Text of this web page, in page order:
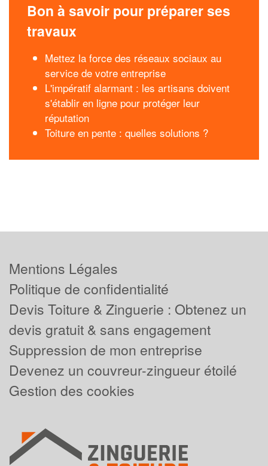
Bon à savoir pour préparer ses
travaux
Mettez la force des réseaux sociaux au
service de votre entreprise
L'impératif alarmant : les artisans doivent
s'établir en ligne pour protéger leur
réputation
Toiture en pente : quelles solutions ?
Mentions Légales
Politique de confidentialité
Devis Toiture & Zinguerie : Obtenez un
devis gratuit & sans engagement
Suppression de mon entreprise
Devenez un couvreur-zingueur étoilé
Gestion des cookies